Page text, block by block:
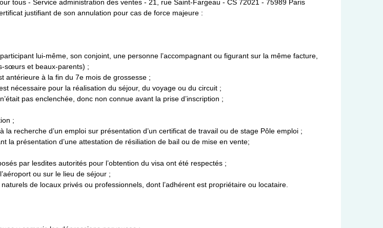
tous - Service administration des ventes - 21, rue Saint-Fargeau - CS 72021 - 75989 Paris
justifiant de son annulation pour cas de force majeure :
lui-même, son conjoint, une personne l’accompagnant ou figurant sur la même facture,
sœurs et beaux-parents) ;
antérieure à la fin du 7e mois de grossesse ;
nécessaire pour la réalisation du séjour, du voyage ou du circuit ;
pas enclenchée, donc non connue avant la prise d’inscription ;
;
recherche d’un emploi sur présentation d’un certificat de travail ou de stage Pôle emploi ;
la présentation d’une attestation de résiliation de bail ou de mise en vente;
par lesdites autorités pour l’obtention du visa ont été respectés ;
ou sur le lieu de séjour ;
de locaux privés ou professionnels, dont l’adhérent est propriétaire ou locataire.